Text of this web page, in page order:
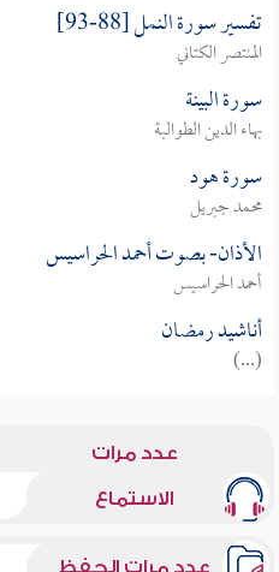
تفسير سورة النمل [88-93]
المنتصر الكتاني
سورة البينة
بهاء الدين الطوالبة
سورة هود
محمد جبريل
الأذان- بصوت أحمد الحراسيس
أحمد الحراسيس
أناشيد رمضان
(...)
عدد مرات
الاستماع
عدد مرات الحفظ